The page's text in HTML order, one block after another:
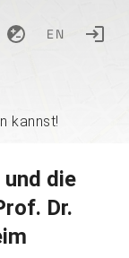
EN
kannst!
und die
Dr.